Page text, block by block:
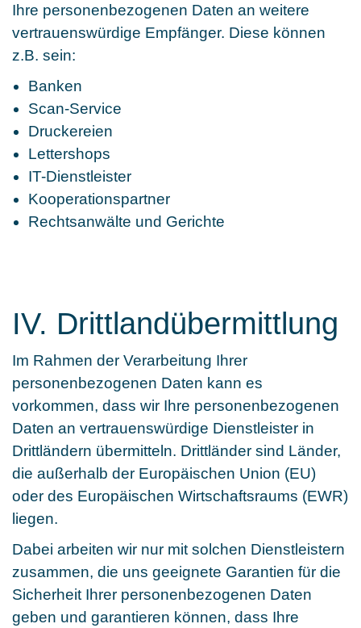
Ihre personenbezogenen Daten an weitere
vertrauenswürdige Empfänger. Diese können
z.B. sein:
Banken
Scan-Service
Druckereien
Lettershops
IT-Dienstleister
Kooperationspartner
Rechtsanwälte und Gerichte
IV. Drittlandübermittlung
Im Rahmen der Verarbeitung Ihrer
personenbezogenen Daten kann es
vorkommen, dass wir Ihre personenbezogenen
Daten an vertrauenswürdige Dienstleister in
Drittländern übermitteln. Drittländer sind Länder,
die außerhalb der Europäischen Union (EU)
oder des Europäischen Wirtschaftsraums (EWR)
liegen.
Dabei arbeiten wir nur mit solchen Dienstleistern
zusammen, die uns geeignete Garantien für die
Sicherheit Ihrer personenbezogenen Daten
geben und garantieren können, dass Ihre